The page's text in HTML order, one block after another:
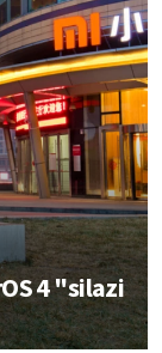
4 "silazi